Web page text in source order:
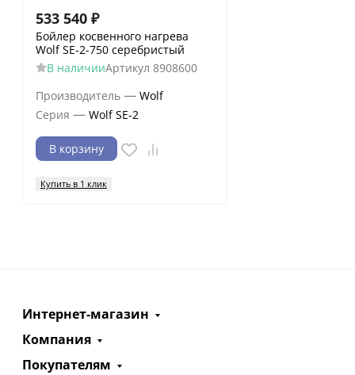
533 540 ₽
Бойлер косвенного нагрева
Wolf SE-2-750 серебристый
В наличииАртикул 8908600
Производитель — Wolf
Серия — Wolf SE-2
В корзину
Купить в 1 клик
Интернет-магазин
Компания
Покупателям